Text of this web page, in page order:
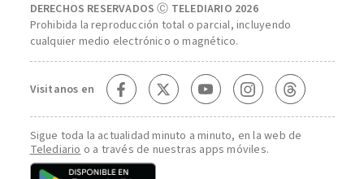
DERECHOS RESERVADOS Ⓒ TELEDIARIO 2026
Prohibida la reproducción total o parcial, incluyendo
cualquier medio electrónico o magnético.
Visitanos en
Sigue toda la actualidad minuto a minuto, en la web de
Telediarioo a través de nuestras apps móviles.